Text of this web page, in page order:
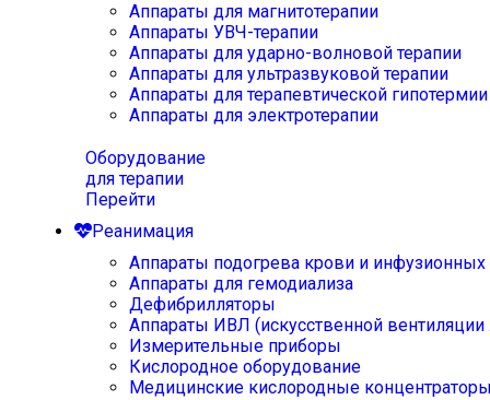
Аппараты для магнитотерапии
Аппараты УВЧ-терапии
Аппараты для ударно-волновой терапии
Аппараты для ультразвуковой терапии
Аппараты для терапевтической
Аппараты для электротерапии
Оборудование
для терапии
Перейти
Реанимация
Аппараты подогрева крови и инфузионных
Аппараты для гемодиализа
Дефибрилляторы
Аппараты ИВЛ (искусственной вентиляции
Измерительные приборы
Кислородное оборудование
Медицинские кислородные